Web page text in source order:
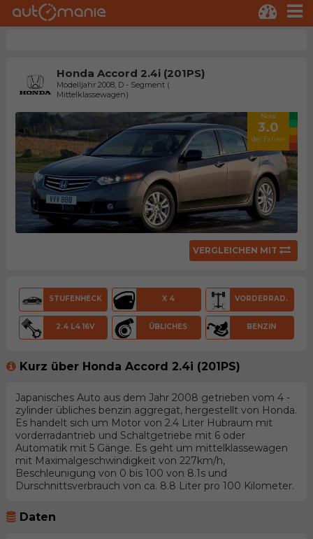
Honda Accord 2.4i (201PS)
Modelljahr 2008, D - Segment (
Mittelklassewagen)
Note
3.0
der Fahrer
VERGLEICHEN MIT
STUFENHECK X 4 VORDERRAD.
2.4 L4 16V ÜBLICHES BENZIN
Kurz über Honda Accord 2.4i (201PS)
Japanisches Auto aus dem Jahr 2008 getrieben vom 4 -
zylinder übliches benzin aggregat, hergestellt von Honda.
Es handelt sich um Motor von 2.4 Liter Hubraum mit
vorderradantrieb und Schaltgetriebe mit 6 oder
Automatik mit 5 Gänge. Es geht um mittelklassewagen
mit Maximalgeschwindigkeit von 227km/h,
Beschleunigung von 0 bis 100 von 8.1s und
Durschnittsverbrauch von ca. 8.8 Liter pro 100 Kilometer.
Daten